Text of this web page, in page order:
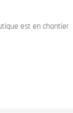
est en chantier